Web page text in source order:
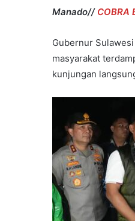
Manado// COBRA
Gubernur
masyarakat
kunjungan